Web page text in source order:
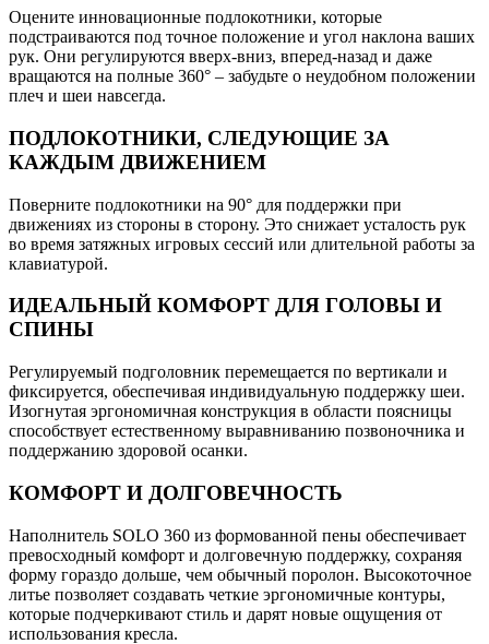
Оцените инновационные подлокотники, которые
подстраиваются под точное положение и угол наклона ваших
рук. Они регулируются вверх-вниз, вперед-назад и даже
вращаются на полные 360° – забудьте о неудобном положении
плеч и шеи навсегда.
ПОДЛОКОТНИКИ, СЛЕДУЮЩИЕ ЗА
КАЖДЫМ ДВИЖЕНИЕМ
Поверните подлокотники на 90° для поддержки при
движениях из стороны в сторону. Это снижает усталость рук
во время затяжных игровых сессий или длительной работы за
клавиатурой.
ИДЕАЛЬНЫЙ КОМФОРТ ДЛЯ ГОЛОВЫ И
СПИНЫ
Регулируемый подголовник перемещается по вертикали и
фиксируется, обеспечивая индивидуальную поддержку шеи.
Изогнутая эргономичная конструкция в области поясницы
способствует естественному выравниванию позвоночника и
поддержанию здоровой осанки.
КОМФОРТ И ДОЛГОВЕЧНОСТЬ
Наполнитель SOLO 360 из формованной пены обеспечивает
превосходный комфорт и долговечную поддержку, сохраняя
форму гораздо дольше, чем обычный поролон. Высокоточное
литье позволяет создавать четкие эргономичные контуры,
которые подчеркивают стиль и дарят новые ощущения от
использования кресла.